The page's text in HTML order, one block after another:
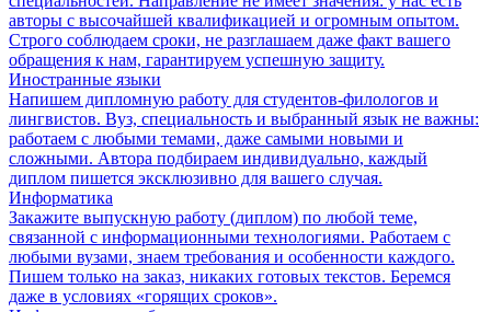
авторы с высочайшей квалификацией и огромным опытом.
Строго соблюдаем сроки, не разглашаем даже факт вашего
обращения к нам, гарантируем успешную защиту.
Иностранные языки
Напишем дипломную работу для студентов-филологов и
лингвистов. Вуз, специальность и выбранный язык не важны:
работаем с любыми темами, даже самыми новыми и
сложными. Автора подбираем индивидуально, каждый
диплом пишется эксклюзивно для вашего случая.
Информатика
Закажите выпускную работу (диплом) по любой теме,
связанной с информационными технологиями. Работаем с
любыми вузами, знаем требования и особенности каждого.
Пишем только на заказ, никаких готовых текстов. Беремся
даже в условиях «горящих сроков».